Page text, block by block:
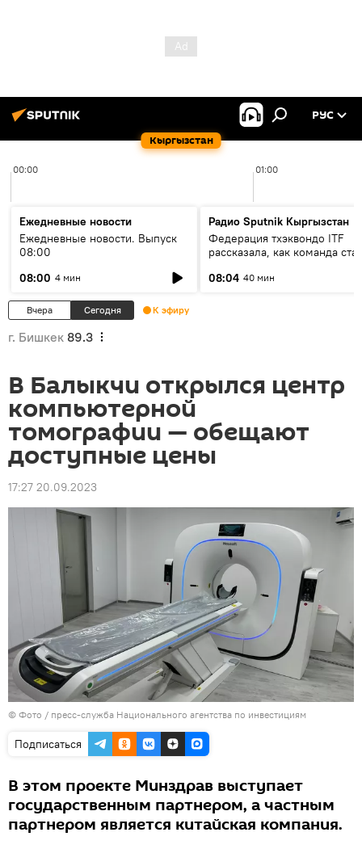
Кыргызстан
РУС
00:00 01:00
Ежедневные новости
Ежедневные новости. Выпуск
08:00
08:00 4 мин
Радио Sputnik Кыргызстан
Федерация тхэквондо ITF
рассказала, как команда
08:04 40 мин
Вчера Сегодня К эфиру
г. Бишкек 89.3
В Балыкчи открылся центр
компьютерной
томографии — обещают
доступные цены
17:27 20.09.2023
© Фото / пресс-служба Национального агентства по инвестициям
Подписаться
В этом проекте Минздрав выступает
государственным партнером, а частным
партнером является китайская компания.